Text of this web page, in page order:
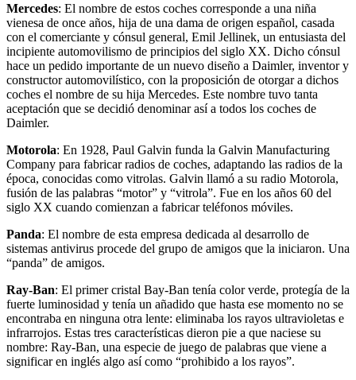
Mercedes: El nombre de estos coches corresponde a una niña
vienesa de once años, hija de una dama de origen español, casada
con el comerciante y cónsul general, Emil Jellinek, un entusiasta del
incipiente automovilismo de principios del siglo XX. Dicho cónsul
hace un pedido importante de un nuevo diseño a Daimler, inventor y
constructor automovilístico, con la proposición de otorgar a dichos
coches el nombre de su hija Mercedes. Este nombre tuvo tanta
aceptación que se decidió denominar así a todos los coches de
Daimler.
Motorola: En 1928, Paul Galvin funda la Galvin Manufacturing
Company para fabricar radios de coches, adaptando las radios de la
época, conocidas como vitrolas. Galvin llamó a su radio Motorola,
fusión de las palabras “motor” y “vitrola”. Fue en los años 60 del
siglo XX cuando comienzan a fabricar teléfonos móviles.
Panda: El nombre de esta empresa dedicada al desarrollo de
sistemas antivirus procede del grupo de amigos que la iniciaron. Una
“panda” de amigos.
Ray-Ban: El primer cristal Bay-Ban tenía color verde, protegía de la
fuerte luminosidad y tenía un añadido que hasta ese momento no se
encontraba en ninguna otra lente: eliminaba los rayos ultravioletas e
infrarrojos. Estas tres características dieron pie a que naciese su
nombre: Ray-Ban, una especie de juego de palabras que viene a
significar en inglés algo así como “prohibido a los rayos”.